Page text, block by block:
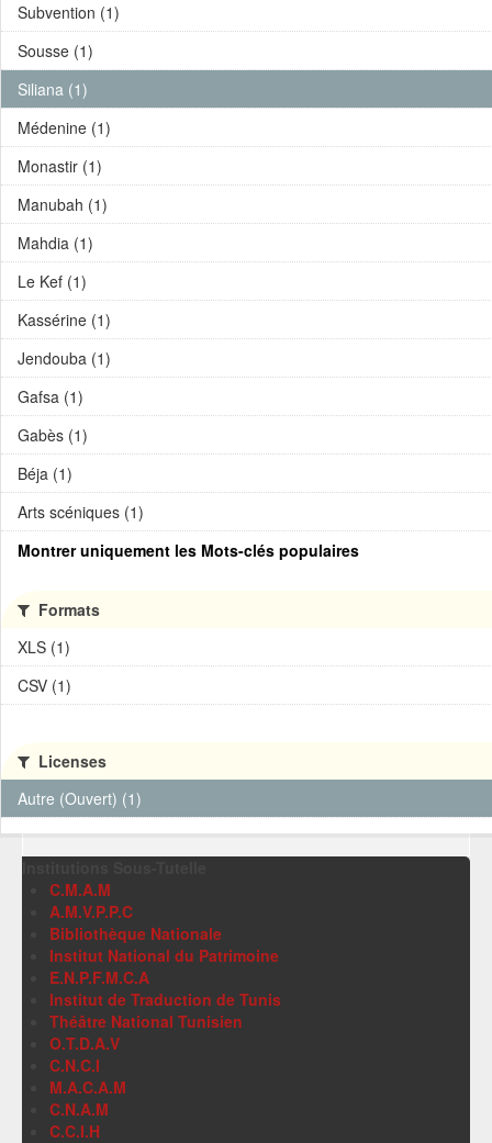
Subvention (1)
Sousse (1)
Siliana (1)
Médenine (1)
Monastir (1)
Manubah (1)
Mahdia (1)
Le Kef (1)
Kassérine (1)
Jendouba (1)
Gafsa (1)
Gabès (1)
Béja (1)
Arts scéniques (1)
Montrer uniquement les Mots-clés populaires
Formats
XLS (1)
CSV (1)
Licenses
Autre (Ouvert) (1)
C.M.A.M
A.M.V.P.P.C
Bibliothèque Nationale
Institut National du Patrimoine
E.N.P.F.M.C.A
Institut de Traduction de Tunis
Théâtre National Tunisien
O.T.D.A.V
C.N.C.I
M.A.C.A.M
C.N.A.M
C.C.I.H